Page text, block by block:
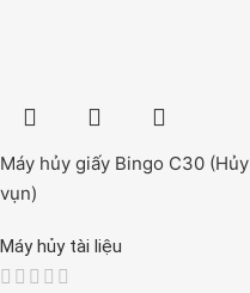
Máy hủy giấy Bingo C30 (Hủy
vụn)
Máy hủy tài liệu